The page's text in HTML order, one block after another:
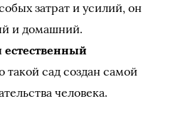
затрат и усилий, он
и домашний.
естественный
такой сад создан самой
человека.